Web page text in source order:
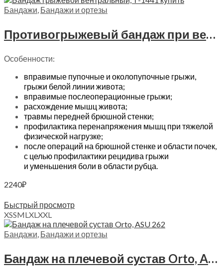
Бандажи, Бандажи и ортезы
Противогрыжевый бандаж при вентральных грыжах Trives, Т.26.11 (Т-1441)
Особенности:
вправимые пупочные и околопупочные грыжи,
грыжи белой линии живота;
вправимые послеоперационные грыжи;
расхождение мышц живота;
травмы передней брюшной стенки;
профилактика перенапряжения мышц при тяжелой
физической нагрузке;
после операций на брюшной стенке и области почек,
с целью профилактики рецидива грыжи
и уменьшения боли в области рубца.
2240₽
Быстрый просмотр
XSSMLXLXXL
Бандажи, Бандажи и ортезы
Бандаж на плечевой сустав Orto, ASU 262